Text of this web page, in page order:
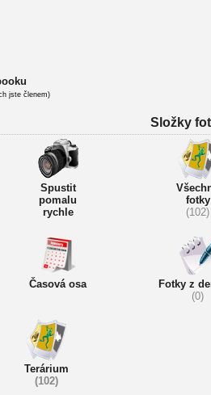
jste členem)
Složky
Spustit
pomalu
rychle
fotky
(102)
Časová osa
Fotky z
(0)
Terárium
(102)